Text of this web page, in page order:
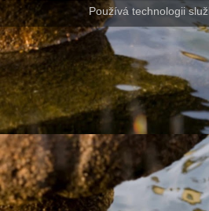
Používá technologii